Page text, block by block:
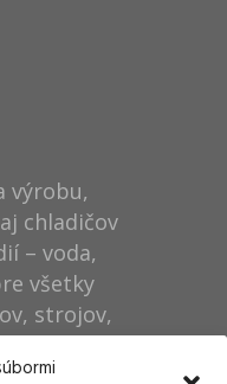
výrobu,
chladičov
– voda,
všetky
strojov,